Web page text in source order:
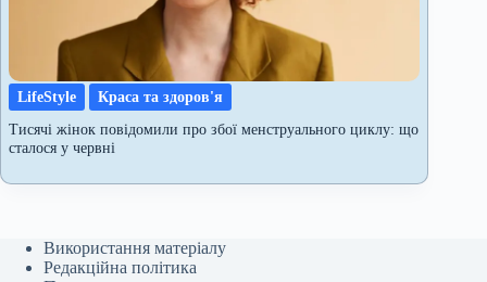
LifeStyle
Краса та здоров'я
Тисячі жінок повідомили про збої менструального циклу: що
сталося у червні
Використання матеріалу
Редакційна політика